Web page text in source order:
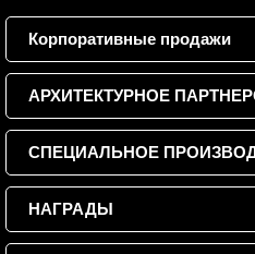
Корпоративные продажи
АРХИТЕКТУРНОЕ
СПЕЦИАЛЬНОЕ
НАГРАДЫ